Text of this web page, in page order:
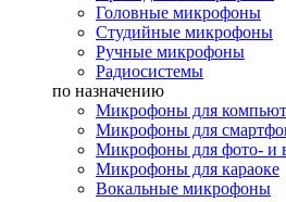
Головные микрофоны
Студийные микрофоны
Ручные микрофоны
Радиосистемы
по назначению
Микрофоны для
Микрофоны для
Микрофоны для фото- и
Микрофоны для караоке
Вокальные микрофоны